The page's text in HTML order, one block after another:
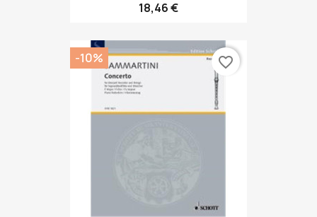
18,46 €
-10% favorite_border